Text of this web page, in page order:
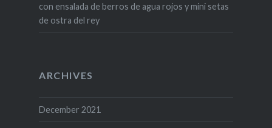
con ensalada de berros de agua rojos y mini setas
de ostra del rey
ARCHIVES
December 2021